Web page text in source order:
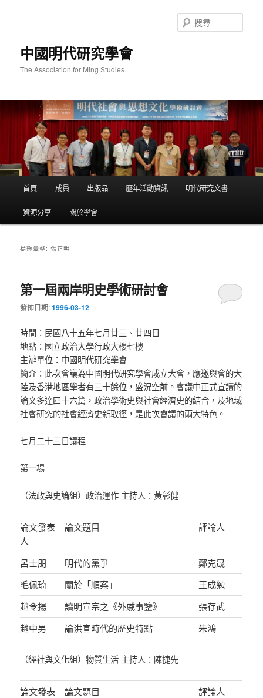
中國明代研究學會
The Association for Ming Studies
尋
首頁 成員 出版品 歷年活動資訊 明代研究文書
資源分享 關於學會
標籤彙整:張正明
第一屆兩岸明史學術研討會
發佈日期:1996-03-12
時間：民國八十五年七月廿三、廿四日
地點：國立政治大學行政大樓七樓
主辦單位：中國明代研究學會
簡介：此次會議為中國明代研究學會成立大會，應邀與會的大
陸及香港地區學者有三十餘位，盛況空前。會議中正式宣讀的
論文多達四十六篇，政治學術史與社會經濟史的結合，及地域
社會研究的社會經濟史新取徑，是此次會議的兩大特色。
七月二十三日議程
第一場
（法政與史論組）政治運作 主持人：黃彰健
論文發表
人
論文題目 評論人
呂士朋 明代的黨爭
鄭克晟
毛佩琦
關於「順案」
王成勉
趙令揚
讀明宣宗之《外戚事鑒》
張存武
趙中男
論洪宣時代的歷史特點 朱鴻
（經社與文化組）物質生活 主持人：陳捷先
論文發表
論文題目 評論人